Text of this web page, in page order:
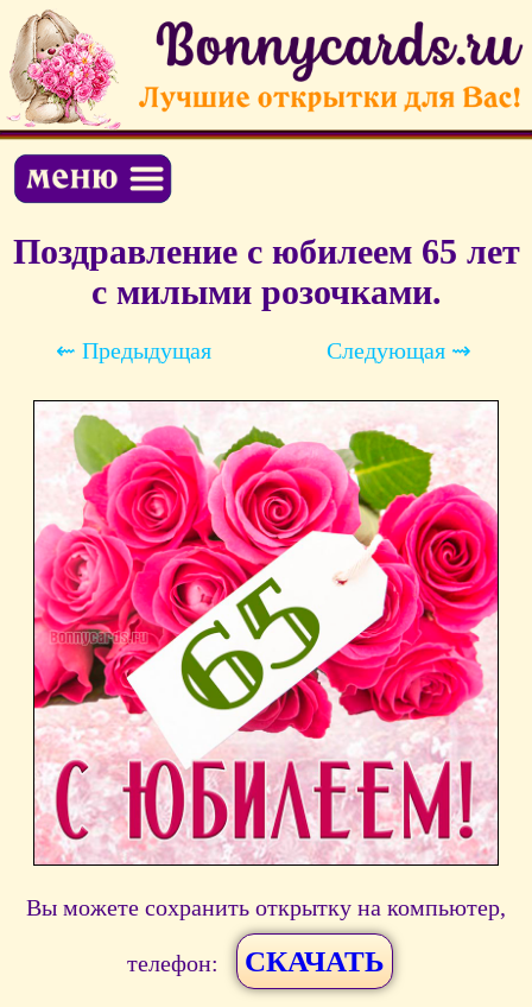
Поздравление с юбилеем 65 лет
с милыми розочками.
⇜ Предыдущая Следующая ⇝
Вы можете сохранить открытку на компьютер,
телефон: СКАЧАТЬ